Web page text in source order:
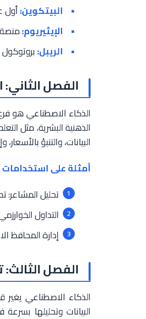
البيتكوين:أول
الإيثيريوم:منصة
الريبل:
الفصل
الذكاء الاصطناعي هو
الذهنية البشرية، مثل
البيانات، والتنبؤ
أمثلة على استخدامات
تحليل المشاعر:
التداول
إدارة المحافظ
الفصل الثالث:
الذكاء الاصطناعي
البيانات وتحليلها